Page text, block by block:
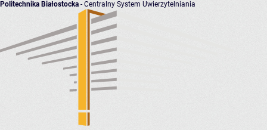
Politechnika Białostocka - Centralny System Uwierzytelniania